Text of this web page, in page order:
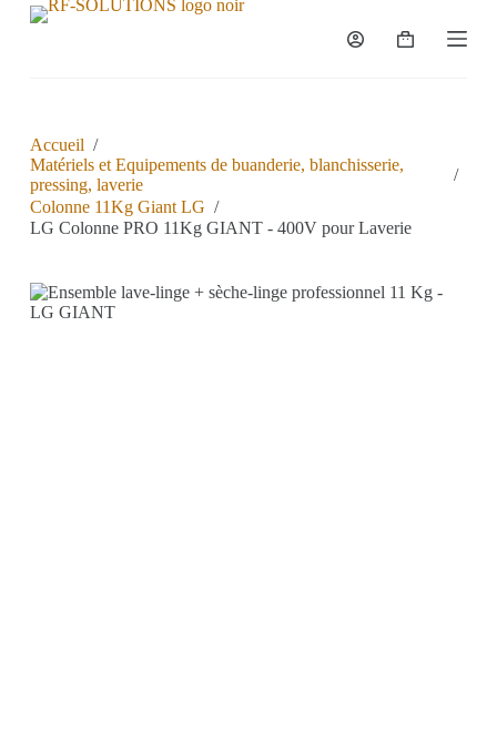
P
u
o
n
n
u
Accueil /
Matériels et Equipements de buanderie, blanchisserie,
pressing, laverie
/
Colonne 11Kg Giant LG /
LG Colonne PRO 11Kg GIANT - 400V pour Laverie